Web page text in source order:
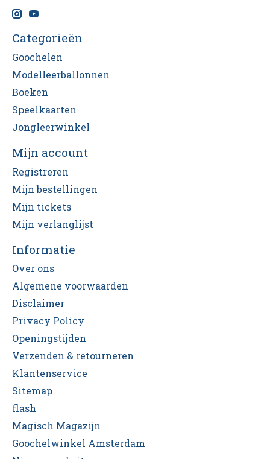
Categorieën
Goochelen
Modelleerballonnen
Boeken
Speelkaarten
Jongleerwinkel
Mijn account
Registreren
Mijn bestellingen
Mijn tickets
Mijn verlanglijst
Informatie
Over ons
Algemene voorwaarden
Disclaimer
Privacy Policy
Openingstijden
Verzenden & retourneren
Klantenservice
Sitemap
flash
Magisch Magazijn
Goochelwinkel Amsterdam